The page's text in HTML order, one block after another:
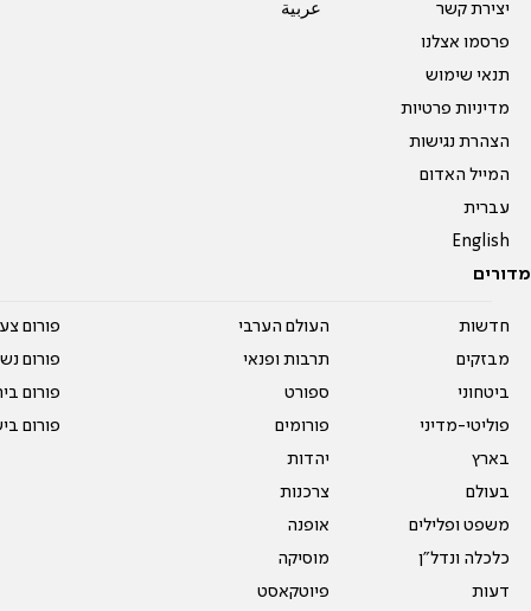
יצירת קשר
פרסמו אצלנו
תנאי שימוש
מדיניות פרטיות
הצהרת נגישות
המייל האדום
עברית
English
عربية
מדורים
חדשות
מבזקים
ביטחוני
פוליטי-מדיני
בארץ
בעולם
משפט ופלילים
כלכלה ונדל"ן
דעות
העולם הערבי
תרבות ופנאי
ספורט
פורומים
יהדות
צרכנות
אופנה
מוסיקה
פיוטקאסט
פורום
פורום
פורום
פורום